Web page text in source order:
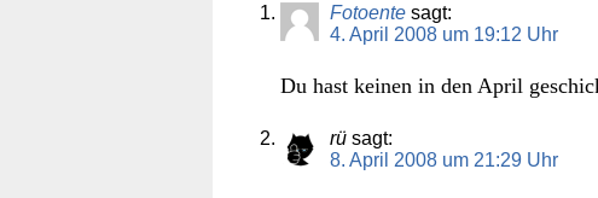
Fotoente sagt:
4. April 2008 um 19:12 Uhr
Du hast keinen in den April
rü sagt:
8. April 2008 um 21:29 Uhr